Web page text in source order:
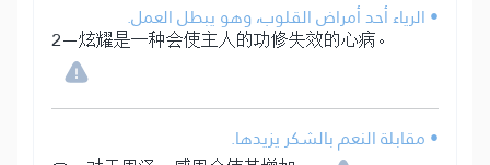
• الرياء أحد أمراض القلوب، وهو يبطل العمل.
2－炫耀是一种会使主人的功修失效的心病。
• مقابلة النعم بالشكر يزيدها.